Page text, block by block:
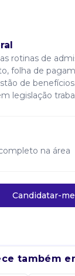
rotinas de
folha de
de
legislação
na área
Candidatar-me
também